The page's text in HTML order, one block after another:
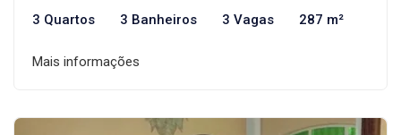
3 Quartos 3 Banheiros 3 Vagas 287 m²
Mais informações